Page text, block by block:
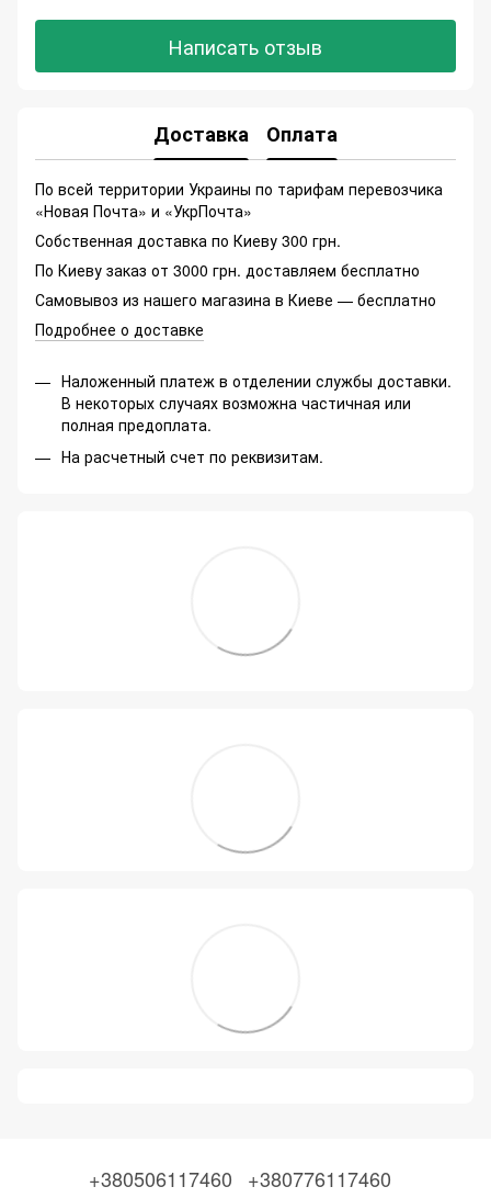
Написать отзыв
Доставка Оплата
По всей территории Украины по тарифам перевозчика
«Новая Почта» и «УкрПочта»
Собственная доставка по Киеву 300 грн.
По Киеву заказ от 3000 грн. доставляем бесплатно
Самовывоз из нашего магазина в Киеве — бесплатно
Подробнее о доставке
Наложенный платеж в отделении службы доставки.
В некоторых случаях возможна частичная или
полная предоплата.
На расчетный счет по реквизитам.
+380506117460 +380776117460